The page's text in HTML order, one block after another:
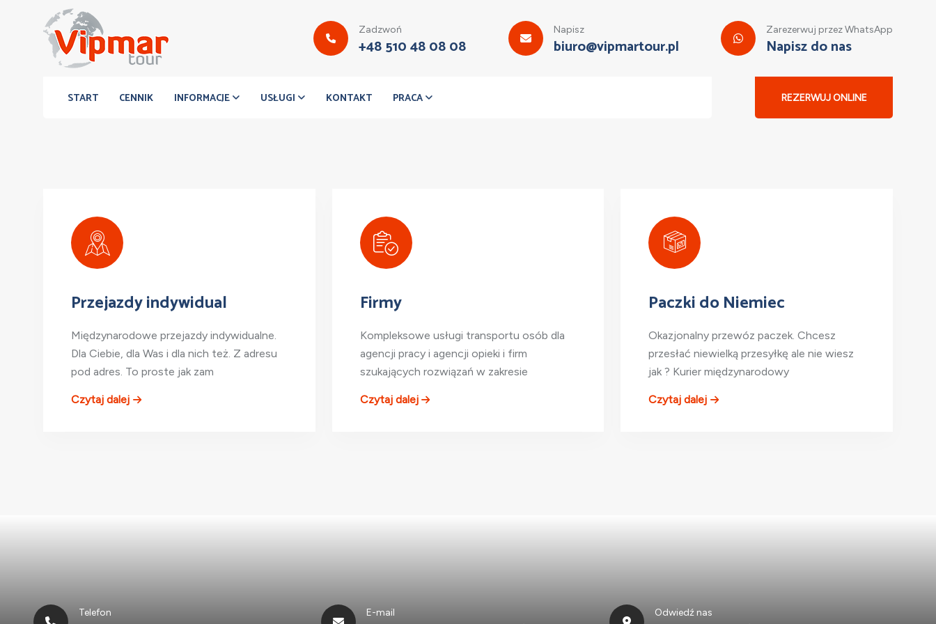
Zadzwoń
+48 510 48 08 08
Napisz
biuro@vipmartour.pl
Zarezerwuj przez WhatsApp
Napisz do nas
START CENNIK INFORMACJE USŁUGI KONTAKT PRACA REZERWUJ ONLINE
Przejazdy indywidual
Międzynarodowe przejazdy indywidualne.
Dla Ciebie, dla Was i dla nich też. Z adresu
pod adres. To proste jak zam
Czytaj dalej
Firmy
Kompleksowe usługi transportu osób dla
agencji pracy i agencji opieki i firm
szukających rozwiązań w zakresie
Czytaj dalej
Paczki do Niemiec
Okazjonalny przewóz paczek. Chcesz
przesłać niewielką przesyłkę ale nie wiesz
jak ? Kurier międzynarodowy
Czytaj dalej
Telefon E-mail Odwiedź nas